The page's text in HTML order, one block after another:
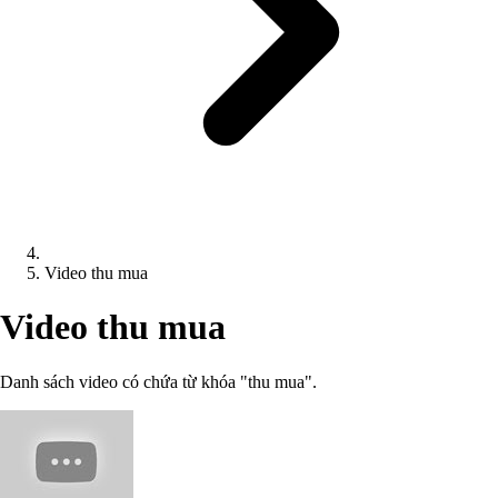
Video thu mua
Video thu mua
Danh sách video có chứa từ khóa "thu mua".